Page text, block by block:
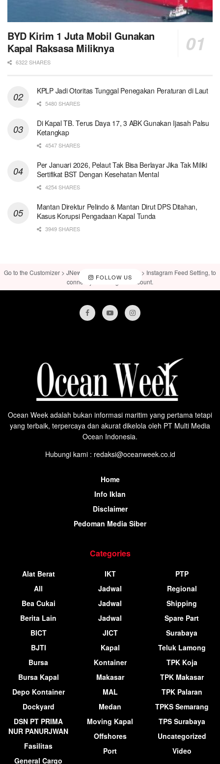
BYD Kirim 1 Juta Mobil Gunakan
Kapal Raksasa Miliknya
6322 SHARES
KPLP Jadi Otoritas Tunggal Penegakan Peraturan di Laut
5480 SHARES
Di Kapal TB. Terus Daya 17, 3 ABK Gunakan Ijasah Palsu
Ketangkap
4547 SHARES
Per Januari 2026, Pelaut Tak Bisa Berlayar Jika Tak Miliki
Sertifikat BST Dengan Kesehatan Mental
4254 SHARES
Mantan Direktur Pelindo & Mantan Dirut DPS Ditahan,
Kasus Korupsi Pengadaan Kapal Tunda
3949 SHARES
FOLLOW US
Go to the Customizer > JNews : Social, Like & View > Instagram Feed Setting, to
connect your Instagram account.
Ocean Week adalah bukan informasi maritim yang pertama tetapi
yang terbaik, terpercaya dan akurat dikelola oleh PT Multi Media
Ocean Indonesia.
Hubungi kami : redaksi@oceanweek.co.id
Home
Info Iklan
Disclaimer
Pedoman Media Siber
Categories
Alat Berat
All
Bea Cukai
Berita Lain
BICT
BJTI
Bursa
Bursa Kapal
Depo Kontainer
Dockyard
DSN PT PRIMA
NUR PANURJWAN
Fasilitas
General Cargo
IKT
Jadwal
Jadwal
Jadwal
JICT
Kapal
Kontainer
Makasar
MAL
Medan
Moving Kapal
Offshores
Port
PTP
Regional
Shipping
Spare Part
Surabaya
Teluk Lamong
TPK Koja
TPK Makasar
TPK Palaran
TPKS Semarang
TPS Surabaya
Uncategorized
Video